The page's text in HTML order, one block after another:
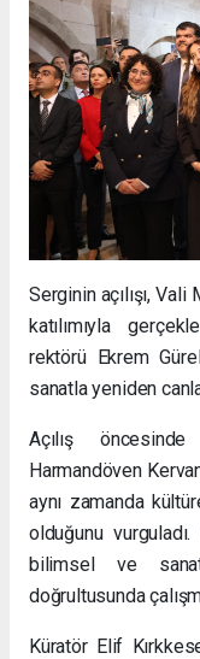
Serginin açılışı, Vali
katılımıyla
rektörü Ekrem
sanatla yeniden
Açılış
Harmandöven
aynı zamanda
olduğunu
bilimsel ve
doğrultusunda
Küratör Elif